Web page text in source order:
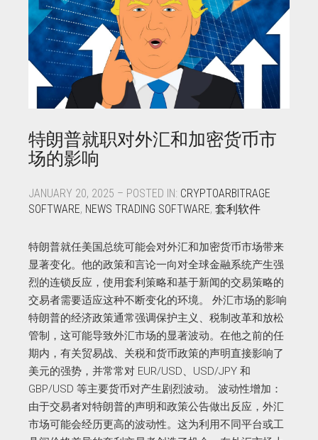
特朗普就职对外汇和加密货币市
场的影响
JANUARY 20, 2025 – POSTED IN: CRYPTOARBITRAGE
SOFTWARE, NEWS TRADING SOFTWARE, 套利软件
特朗普就任美国总统可能会对外汇和加密货币市场带来
显著变化。他的政策和言论一向对全球金融系统产生强
烈的连锁反应，使用套利策略和基于新闻的交易策略的
交易者需要适应这种不断变化的环境。 外汇市场的影响
特朗普的经济政策通常强调保护主义、税制改革和放松
管制，这可能导致外汇市场的显著波动。在他之前的任
期内，有关贸易战、关税和货币政策的声明直接影响了
美元的强势，并常常对 EUR/USD、USD/JPY 和
GBP/USD 等主要货币对产生剧烈波动。 波动性增加：
由于交易者对特朗普的声明和政策公告做出反应，外汇
市场可能会经历更高的波动性。这为利用不同平台或工